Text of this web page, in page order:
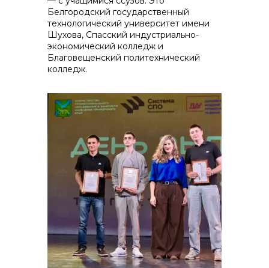
Белгородский государственный
технологический университет имени
Шухова, Спасский индустриально-
экономический колледж и
Благовещенский политехнический
колледж.